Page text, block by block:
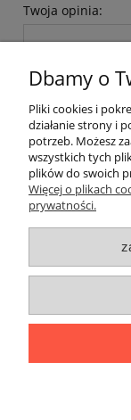
Twoja opinia:
Promocje i
Promocyjne Ceny|
Dbamy o
Pliki cookies i
działanie strony i
potrzeb. Możesz
wszystkich tych
plików do swoich
Więcej o plikach
prywatności.